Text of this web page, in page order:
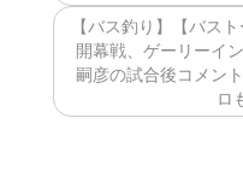
【バス釣り】【バス
開幕戦、ゲーリーイ
嗣彦の試合後コメン
ロ